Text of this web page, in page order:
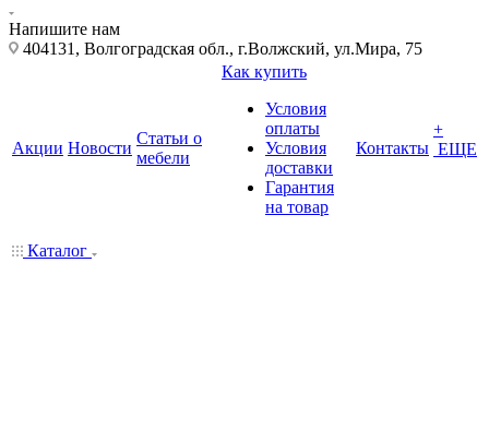
Напишите нам
404131, Волгоградская обл., г.Волжский, ул.Мира, 75
Акции Новости
Статьи о
мебели
Как купить
Условия
оплаты
Условия
доставки
Гарантия
на товар
Контакты
+
ЕЩЕ
Каталог